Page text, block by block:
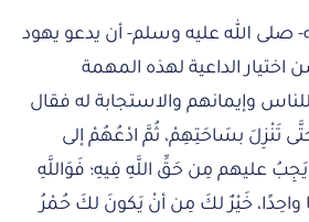
صلى الله عليه وسلم- أن يدعو يهود
اختيار الداعية لهذه المهمة
وإيمانهم والاستجابة له فقال
تَنْزِلَ بسَاحَتِهِمْ، ثُمَّ ادْعُهُمْ إلى
يَجِبُ عليهم مِن حَقِّ اللَّهِ فِيهِ؛ فَوَاللَّهِ
واحِدًا، خَيْرٌ لكَ مِن أنْ يَكونَ لكَ حُمْرُ